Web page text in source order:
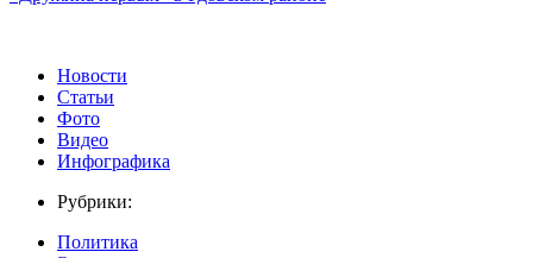
Новости
Статьи
Фото
Видео
Инфографика
Рубрики:
Политика